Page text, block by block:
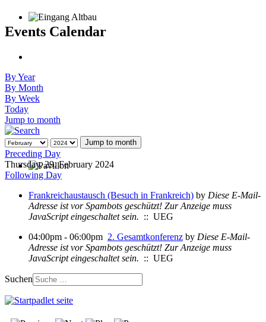
Events Calendar
By Year
By Month
By Week
Today
Jump to month
Jump to month
Preceding Day
Thursday, 29. February 2024
Following Day
Frankreichaustausch (Besuch in Frankreich) by Diese E-Mail-
Adresse ist vor Spambots geschützt! Zur Anzeige muss
JavaScript eingeschaltet sein. :: UEG
04:00pm - 06:00pm 2. Gesamtkonferenz by Diese E-Mail-
Adresse ist vor Spambots geschützt! Zur Anzeige muss
JavaScript eingeschaltet sein. :: UEG
Suchen